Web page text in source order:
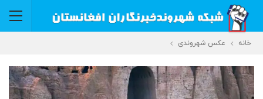
خانه عکس شهروندی